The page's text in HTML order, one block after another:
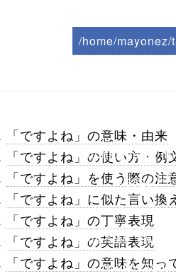
/home/mayonez/
_theme/parts/
buttons.php on
/1133250"
(this.href,
'width=550,
「ですよね」の意味・由来
「ですよね」の使い方・例
「ですよね」を使う際の注
「ですよね」に似た言い換
「ですよね」の丁寧表現
「ですよね」の英語表現
「ですよね」の意味を知